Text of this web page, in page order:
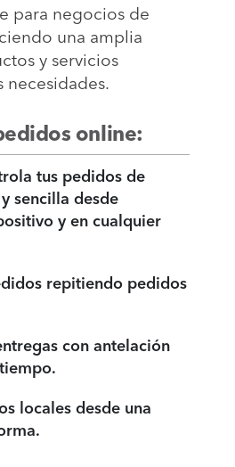
para negocios de
una amplia
y servicios
necesidades.
online:
tus pedidos de
sencilla desde
y en cualquier
repitiendo pedidos
con antelación
locales desde una